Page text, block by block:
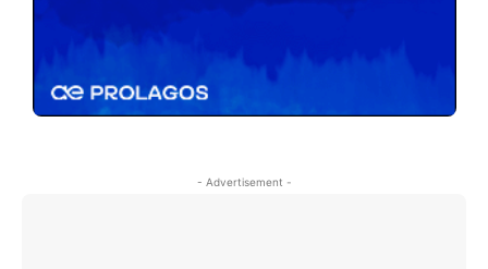
- Advertisement -